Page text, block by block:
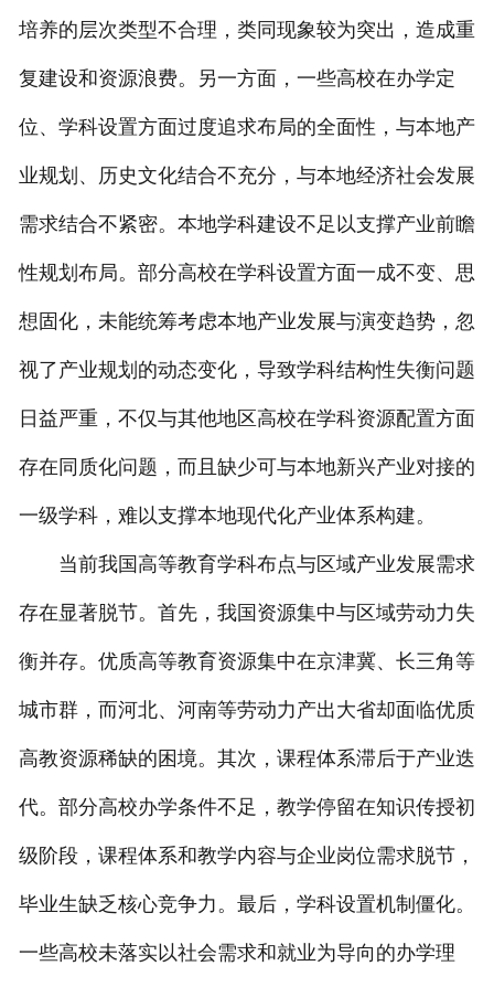
培养的层次类型不合理，类同现象较为突出，造成重
复建设和资源浪费。另一方面，一些高校在办学定
位、学科设置方面过度追求布局的全面性，与本地产
业规划、历史文化结合不充分，与本地经济社会发展
需求结合不紧密。本地学科建设不足以支撑产业前瞻
性规划布局。部分高校在学科设置方面一成不变、思
想固化，未能统筹考虑本地产业发展与演变趋势，忽
视了产业规划的动态变化，导致学科结构性失衡问题
日益严重，不仅与其他地区高校在学科资源配置方面
存在同质化问题，而且缺少可与本地新兴产业对接的
一级学科，难以支撑本地现代化产业体系构建。
当前我国高等教育学科布点与区域产业发展需求
存在显著脱节。首先，我国资源集中与区域劳动力失
衡并存。优质高等教育资源集中在京津冀、长三角等
城市群，而河北、河南等劳动力产出大省却面临优质
高教资源稀缺的困境。其次，课程体系滞后于产业迭
代。部分高校办学条件不足，教学停留在知识传授初
级阶段，课程体系和教学内容与企业岗位需求脱节，
毕业生缺乏核心竞争力。最后，学科设置机制僵化。
一些高校未落实以社会需求和就业为导向的办学理